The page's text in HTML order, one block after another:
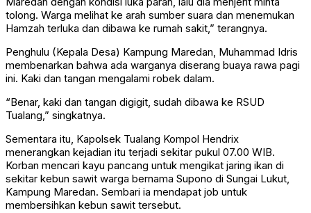
tolong. Warga melihat ke arah sumber suara dan menemukan
Hamzah terluka dan dibawa ke rumah sakit,” terangnya.
Penghulu (Kepala Desa) Kampung Maredan, Muhammad Idris
membenarkan bahwa ada warganya diserang buaya rawa pagi
ini. Kaki dan tangan mengalami robek dalam.
“Benar, kaki dan tangan digigit, sudah dibawa ke RSUD
Tualang,” singkatnya.
Sementara itu, Kapolsek Tualang Kompol Hendrix
menerangkan kejadian itu terjadi sekitar pukul 07.00 WIB.
Korban mencari kayu pancang untuk mengikat jaring ikan di
sekitar kebun sawit warga bernama Supono di Sungai Lukut,
Kampung Maredan. Sembari ia mendapat job untuk
membersihkan kebun sawit tersebut.